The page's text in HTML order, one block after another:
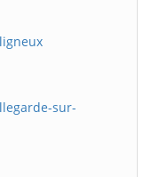
sur-